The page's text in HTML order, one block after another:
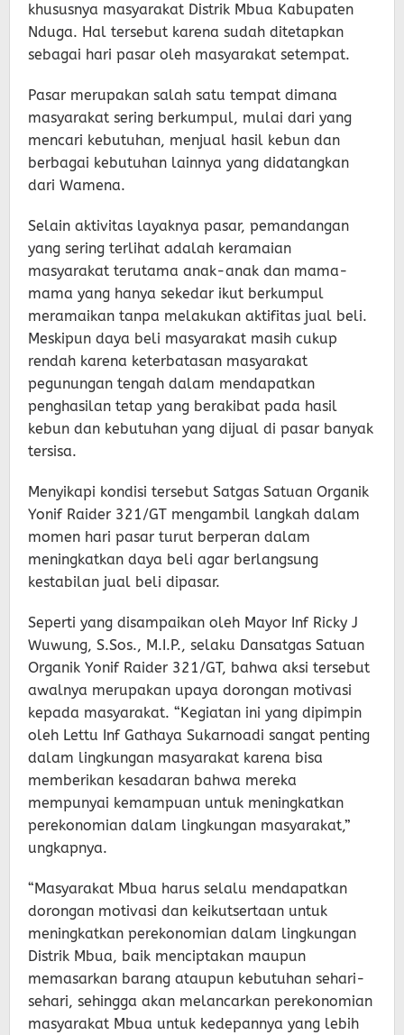
khususnya masyarakat Distrik Mbua Kabupaten
Nduga. Hal tersebut karena sudah ditetapkan
sebagai hari pasar oleh masyarakat setempat.
Pasar merupakan salah satu tempat dimana
masyarakat sering berkumpul, mulai dari yang
mencari kebutuhan, menjual hasil kebun dan
berbagai kebutuhan lainnya yang didatangkan
dari Wamena.
Selain aktivitas layaknya pasar, pemandangan
yang sering terlihat adalah keramaian
masyarakat terutama anak-anak dan mama-
mama yang hanya sekedar ikut berkumpul
meramaikan tanpa melakukan aktifitas jual beli.
Meskipun daya beli masyarakat masih cukup
rendah karena keterbatasan masyarakat
pegunungan tengah dalam mendapatkan
penghasilan tetap yang berakibat pada hasil
kebun dan kebutuhan yang dijual di pasar banyak
tersisa.
Menyikapi kondisi tersebut Satgas Satuan Organik
Yonif Raider 321/GT mengambil langkah dalam
momen hari pasar turut berperan dalam
meningkatkan daya beli agar berlangsung
kestabilan jual beli dipasar.
Seperti yang disampaikan oleh Mayor Inf Ricky J
Wuwung, S.Sos., M.I.P., selaku Dansatgas Satuan
Organik Yonif Raider 321/GT, bahwa aksi tersebut
awalnya merupakan upaya dorongan motivasi
kepada masyarakat. “Kegiatan ini yang dipimpin
oleh Lettu Inf Gathaya Sukarnoadi sangat penting
dalam lingkungan masyarakat karena bisa
memberikan kesadaran bahwa mereka
mempunyai kemampuan untuk meningkatkan
perekonomian dalam lingkungan masyarakat,”
ungkapnya.
“Masyarakat Mbua harus selalu mendapatkan
dorongan motivasi dan keikutsertaan untuk
meningkatkan perekonomian dalam lingkungan
Distrik Mbua, baik menciptakan maupun
memasarkan barang ataupun kebutuhan sehari-
sehari, sehingga akan melancarkan perekonomian
masyarakat Mbua untuk kedepannya yang lebih